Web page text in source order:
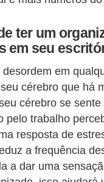
ter um
em seu
em
cérebro que há
cérebro se sente
pelo trabalho
resposta de
a frequência
a dar uma